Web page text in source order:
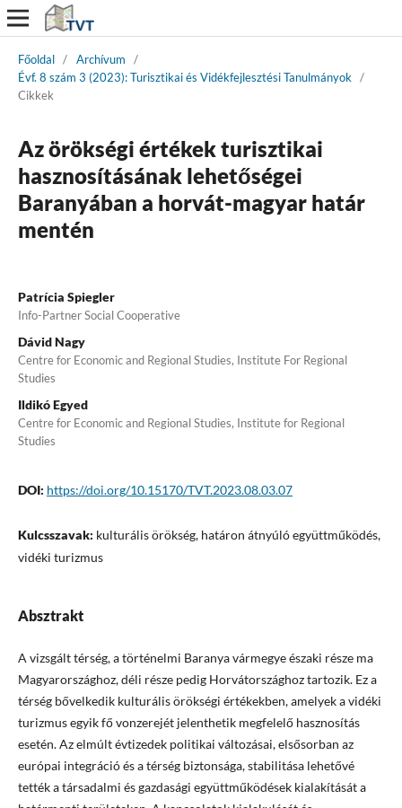
Főoldal / Archívum
/
Évf. 8 szám 3 (2023): Turisztikai és Vidékfejlesztési Tanulmányok /
Cikkek
Az örökségi értékek turisztikai
hasznosításának lehetőségei
Baranyában a horvát-magyar határ
mentén
Patrícia Spiegler
Info-Partner Social Cooperative
Dávid Nagy
Centre for Economic and Regional Studies, Institute For Regional
Studies
Ildikó Egyed
Centre for Economic and Regional Studies, Institute for Regional
Studies
DOI: https://doi.org/10.15170/TVT.2023.08.03.07
Kulcsszavak: kulturális örökség, határon átnyúló együttműködés,
vidéki turizmus
Absztrakt
A vizsgált térség, a történelmi Baranya vármegye északi része ma
Magyarországhoz, déli része pedig Horvátországhoz tartozik. Ez a
térség bővelkedik kulturális örökségi értékekben, amelyek a vidéki
turizmus egyik fő vonzerejét jelenthetik megfelelő hasznosítás
esetén. Az elmúlt évtizedek politikai változásai, elsősorban az
európai integráció és a térség biztonsága, stabilitása lehetővé
tették a társadalmi és gazdasági együttműködések kialakítását a